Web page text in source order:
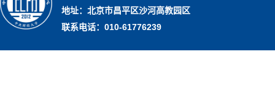
地址：北京市昌平区沙河高教园区
联系电话：010-61776239